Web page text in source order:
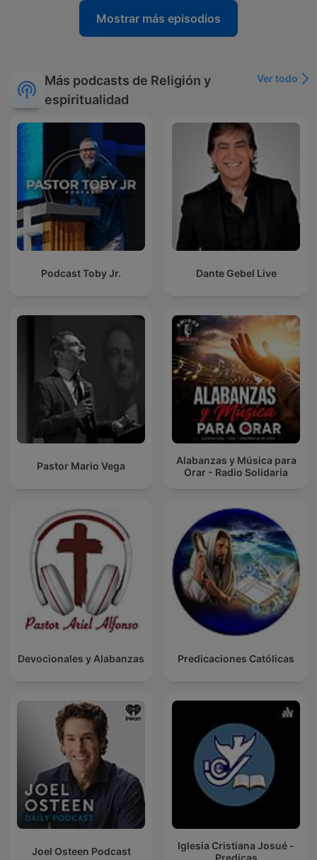
Mostrar más episodios
Más podcasts de Religión y
espiritualidad
Ver todo
Podcast Toby Jr. Dante Gebel Live
Pastor Mario Vega
Alabanzas y Música para
Orar - Radio Solidaria
Devocionales y Alabanzas Predicaciones Católicas
Joel Osteen Podcast
Iglesia Cristiana Josué -
Predicas